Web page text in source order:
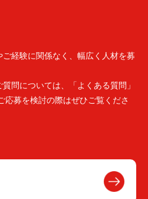
経験に関係なく、幅広く人材を募
問については、「よくある質問」
応募を検討の際はぜひご覧くださ